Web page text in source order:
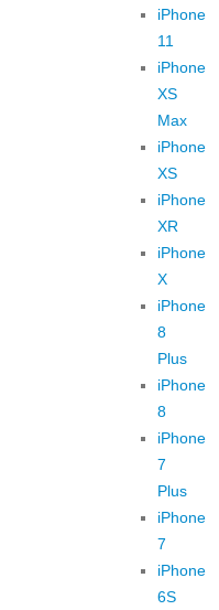
iPhone
11
iPhone
XS
Max
iPhone
XS
iPhone
XR
iPhone
X
iPhone
8
Plus
iPhone
8
iPhone
7
Plus
iPhone
7
iPhone
6S